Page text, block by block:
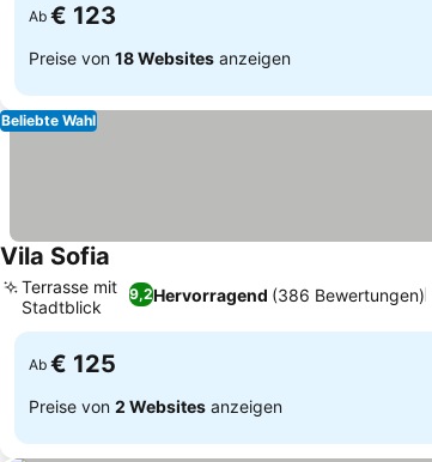
Ab € 123
Preise von 18 Websites anzeigen
Beliebte Wahl
Vila Sofia
9,2Hervorragend (386 Bewertungen)
Terrasse mit
Stadtblick
Ab € 125
Preise von 2 Websites anzeigen